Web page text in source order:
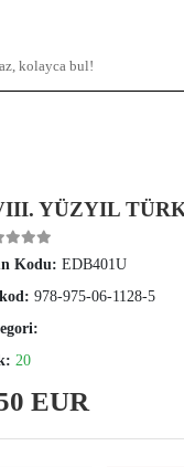
YÜZYIL
Kodu:EDB401U
978-975-06-1128-5
20
EUR